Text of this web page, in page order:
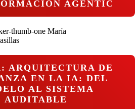
AGENTIC
María
ARQUITECTURA DE
EN LA IA: DEL
AL SISTEMA
AUDITABLE